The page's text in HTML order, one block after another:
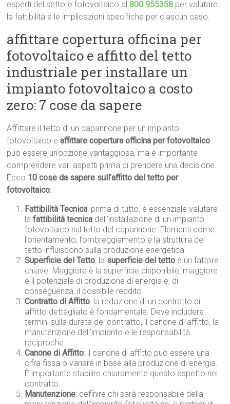
esperti del settore fotovoltaico al800 955358 per valutare
la fattibilità e le implicazioni specifiche per ciascun caso.
affittare copertura officina per
fotovoltaico e affitto del tetto
industriale per installare un
impianto fotovoltaico a costo
zero: 7 cose da sapere
Affittare il tetto di un capannone per un impianto
fotovoltaico eaffittare copertura officina per fotovoltaico
può essere un’opzione vantaggiosa, ma è importante
comprendere vari aspetti prima di prendere una decisione.
Ecco 10 cose da sapere sull’affitto del tetto per
fotovoltaico:
Fattibilità Tecnica: prima di tutto, è essenziale valutare
la fattibilità tecnica dell’installazione di un impianto
fotovoltaico sul tetto del capannone. Elementi come
l’orientamento, l’ombreggiamento e la struttura del
tetto influiscono sulla produzione energetica.
Superficie del Tetto: la superficie del tetto è un fattore
chiave. Maggiore è la superficie disponibile, maggiore
è il potenziale di produzione di energia e, di
conseguenza, il possibile reddito.
Contratto di Affitto: la redazione di un contratto di
affitto dettagliato è fondamentale. Deve includere
termini sulla durata del contratto, il canone di affitto, la
manutenzione dell’impianto e le responsabilità
reciproche.
Canone di Affitto: il canone di affitto può essere una
cifra fissa o variare in base alla produzione di energia.
È importante stabilire chiaramente questo aspetto nel
contratto.
Manutenzione: definire chi sarà responsabile della